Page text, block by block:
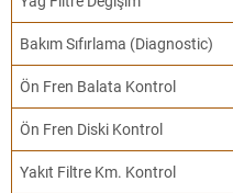
Bakım Sıfırlama (Diagnostic)
Ön Fren Balata Kontrol
Ön Fren Diski Kontrol
Yakıt Filtre Km. Kontrol